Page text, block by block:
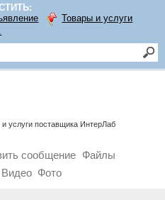
Товары и услуги
услуги поставщика ИнтерЛаб
сообщение Файлы
Видео Фото